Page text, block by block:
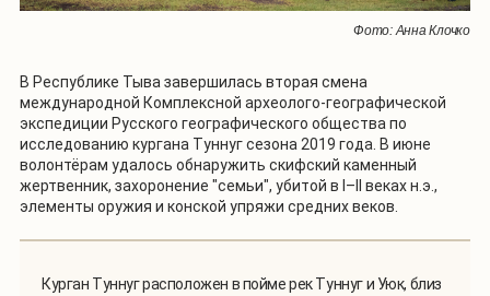
Фото: Анна Клочко
В Республике Тыва завершилась вторая смена
международной Комплексной археолого-географической
экспедиции Русского географического общества по
исследованию кургана Туннуг сезона 2019 года. В июне
волонтёрам удалось обнаружить скифский каменный
жертвенник, захоронение "семьи", убитой в I–II веках н.э.,
элементы оружия и конской упряжи средних веков.
Курган Туннуг расположен в пойме рек Туннуг и Уюк, близ